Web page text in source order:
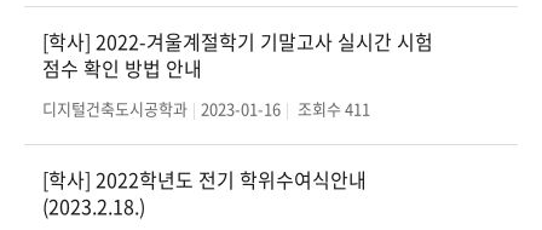
[학사] 2022-겨울계절학기 기말고사 실시간 시험
점수 확인 방법 안내
디지털건축도시공학과 2023-01-16 조회수 411
[학사] 2022학년도 전기 학위수여식안내
(2023.2.18.)